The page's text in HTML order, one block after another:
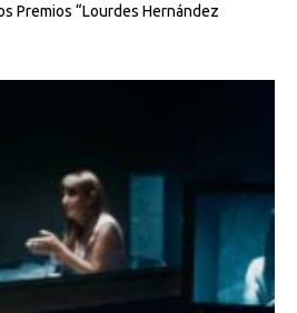
Premios “Lourdes Hernández